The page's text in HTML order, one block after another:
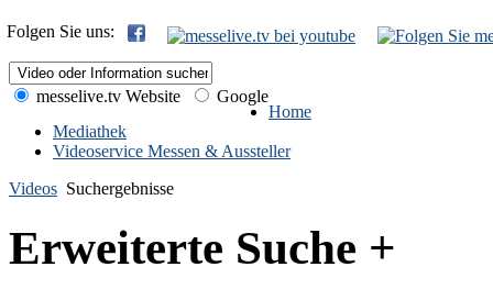
Folgen Sie uns:
messelive.tv Website
Google
Home
Mediathek
Videoservice Messen & Aussteller
Videos Suchergebnisse
Erweiterte Suche +